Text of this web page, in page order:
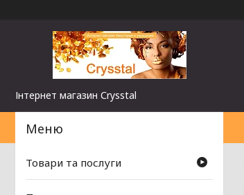
Інтернет магазин Сrysstal
Товари та послуги